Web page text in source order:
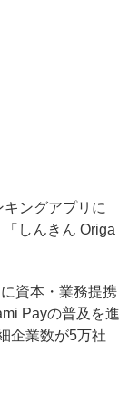
ングアプリに
「しんきん Origa
資本・業務提携
Payの普及を進
企業数が5万社